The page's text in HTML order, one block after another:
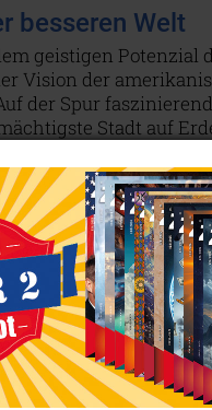
besseren Welt
geistigen Potenzial
Vision der
der Spur
Stadt auf
GRIECHENLAND ANTIKE
KULTE •
der westlichen
des Westens’ sein
die letzte
Hand mit ihren